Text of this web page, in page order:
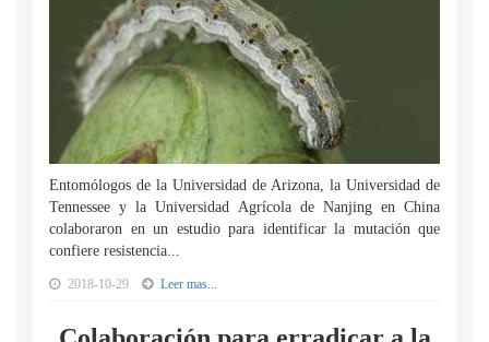
Entomólogos de la Universidad de Arizona, la Universidad de
Tennessee y la Universidad Agrícola de Nanjing en China
colaboraron en un estudio para identificar la mutación que
confiere resistencia...
2018-10-29 Leer mas...